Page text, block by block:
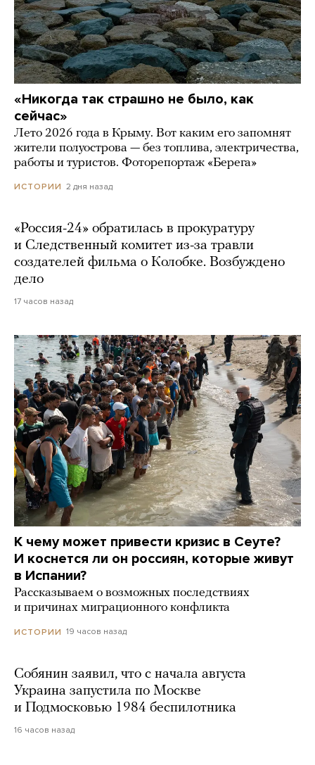
«Никогда так страшно не было, как
сейчас»
Лето 2026 года в Крыму. Вот каким его запомнят
жители полуострова — без топлива, электричества,
работы и туристов. Фоторепортаж «Берега»
ИСТОРИИ 2 дня назад
«Россия-24» обратилась в прокуратуру
и Следственный комитет из-за травли
создателей фильма о Колобке. Возбуждено
дело
17 часов назад
К чему может привести кризис в Сеуте?
И коснется ли он россиян, которые живут
в Испании?
Рассказываем о возможных последствиях
и причинах миграционного конфликта
ИСТОРИИ 19 часов назад
Собянин заявил, что с начала августа
Украина запустила по Москве
и Подмосковью 1984 беспилотника
16 часов назад